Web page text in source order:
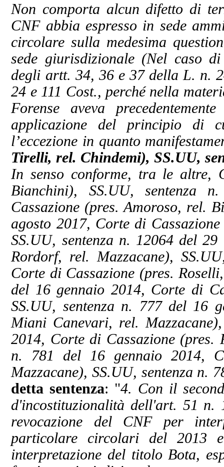
Non comporta alcun difetto di
CNF abbia espresso in sede
circolare sulla medesima
sede giurisdizionale (Nel caso
degli artt. 34, 36 e 37 della L. n.
24 e 111 Cost., perché nella
Forense aveva
applicazione del principio di
l’eccezione in quanto
Tirelli, rel. Chindemi), SS.UU,
In senso conforme, tra le altre,
Bianchini), SS.UU, sentenza
Cassazione (pres. Amoroso, rel.
agosto 2017, Corte di
SS.UU, sentenza n. 12064 del
Rordorf, rel. Mazzacane),
Corte di Cassazione (pres.
del 16 gennaio 2014, Corte di
SS.UU, sentenza n. 777 del 16
Miani Canevari, rel.
2014, Corte di Cassazione (pres.
n. 781 del 16 gennaio 2014,
Mazzacane), SS.UU, sentenza n.
detta sentenza: "4. Con il
d'incostituzionalità dell'art. 51
revocazione del CNF per
particolare circolari del 2013
interpretazione del titolo Bota,